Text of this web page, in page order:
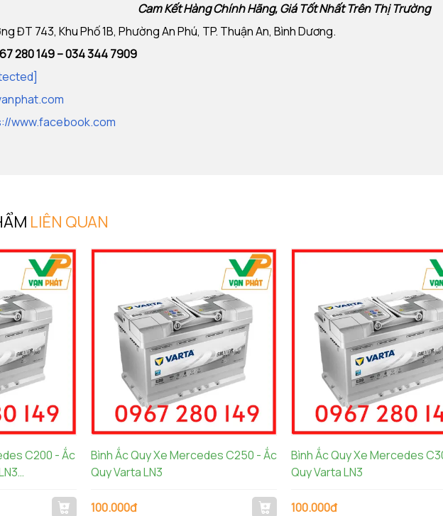
Cam Kết Hàng Chính Hãng, Giá Tốt Nhất Trên Thị Trường
ĐT 743, Khu Phố 1B, Phường An Phú, TP. Thuận An, Bình Dương.
280 149 – 034 344 7909
www.facebook.com
LIÊN QUAN
C200 - Ắc
Bình Ắc Quy Xe Mercedes C250 - Ắc
Quy Varta LN3
100.000đ
Bình Ắc Quy Xe Mercedes
Quy Varta LN3
100.000đ